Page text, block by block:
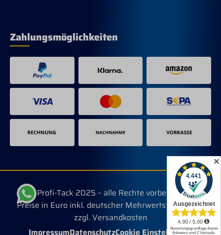
Zahlungsmöglichkeiten
© Profi-Tack 2025 – alle Rechte vorbehalten.
Preise in Euro inkl. deutscher Mehrwertsteuer, evtl.
zzgl. Versandkosten
ImpressumDatenschutzCookie Einstellungen
✕